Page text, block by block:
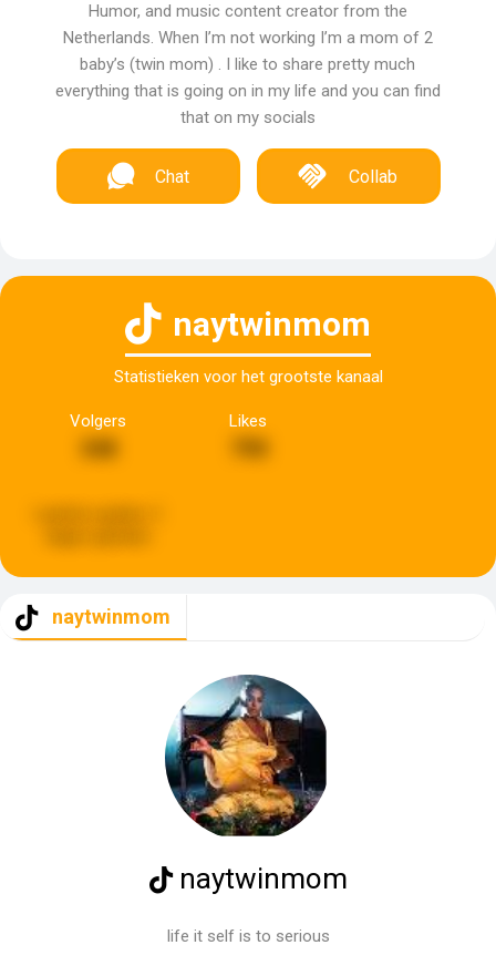
Humor, and music content creator from the
Netherlands. When I’m not working I’m a mom of 2
baby’s (twin mom) . I like to share pretty much
everything that is going on in my life and you can find
that on my socials
Chat Collab
naytwinmom
Statistieken voor het grootste kanaal
Volgers
348
Likes
naytwinmom
naytwinmom
life it self is to serious